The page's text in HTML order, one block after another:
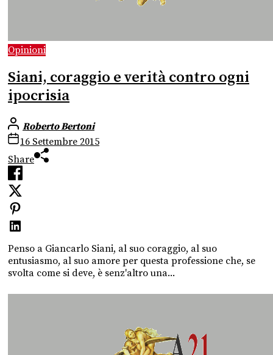
Opinioni
Siani, coraggio e verità contro ogni
ipocrisia
Roberto Bertoni
16 Settembre 2015
Share
Penso a Giancarlo Siani, al suo coraggio, al suo
entusiasmo, al suo amore per questa professione che, se
svolta come si deve, è senz'altro una...